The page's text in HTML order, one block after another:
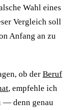
Wahl eines
Vergleich soll
Anfang an zu
ob der Beruf
, empfehle ich
— denn genau